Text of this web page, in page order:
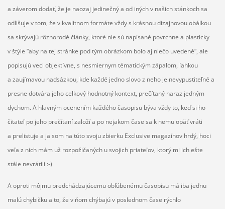
a záverom dodať, že je naozaj jedinečný a od iných v našich stánkoch sa
odlišuje v tom, že v kvalitnom formáte vždy s krásnou dizajnovou obálkou
sa skrývajú rôznorodé články, ktoré nie sú napísané povrchne a plasticky
v štýle “aby na tej stránke pod tým obrázkom bolo aj niečo uvedené“, ale
popisujú veci objektívne, s nesmiernym tématickým zápalom, ľahkou
a zaujímavou nadsázkou, kde každé jedno slovo z neho je nevypustiteľné a
presne dotvára jeho celkový hodnotný kontext, prečítaný naraz jedným
dychom. A hlavným ocenením každého časopisu býva vždy to, keď si ho
čitateľ po jeho prečítaní založí a po nejakom čase sa k nemu opäť vráti
a prelistuje a ja som na túto svoju zbierku Exclusive magazínov hrdý, hoci
veľa z nich mám už rozpožičaných u svojich priateľov, ktorý mi ich ešte
stále nevrátili :-)
A oproti môjmu predchádzajúcemu obľúbenému časopisu má iba jednu
malú chybičku a to, že v ňom chýbajú v poslednom čase rýchlo